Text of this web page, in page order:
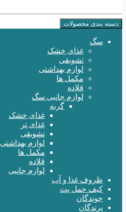
دسته بندی محصولات
سگ
غذای خشک
تشویقی
لوازم بهداشتی
مکمل ها
قلاده
لوازم جانبی سگ
گربه
غذای خشک
غذای تر
تشویقی
لوازم بهداشتی
مکمل ها
قلاده
لوازم جانبی
ظروف غذا و آب
کیف حمل پت
جوندگان
پرندگان